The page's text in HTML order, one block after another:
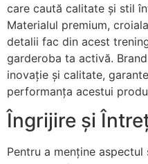
care caută calitate și stil
Materialul premium,
detalii fac din acest
garderoba ta activă.
inovație și calitate,
performanța acestui
Îngrijire și
Pentru a menține